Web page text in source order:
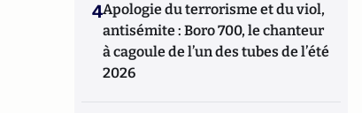
4Apologie du terrorisme et du viol,
antisémite : Boro 700, le chanteur
à cagoule de l’un des tubes de l’été
2026